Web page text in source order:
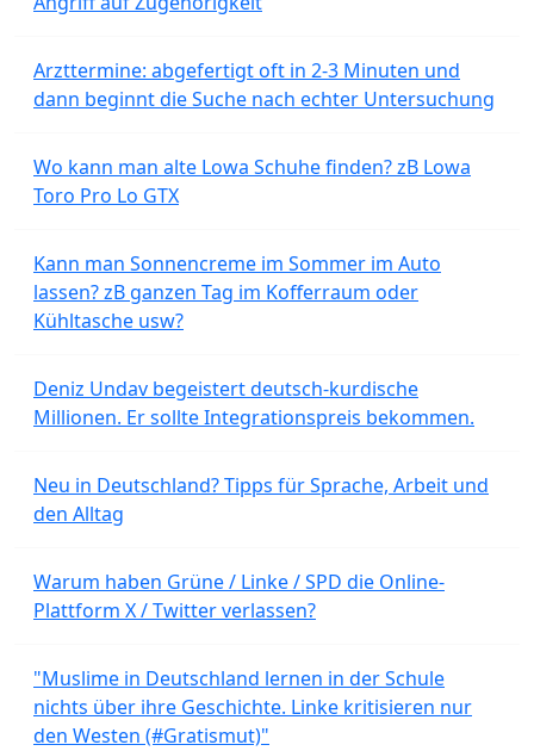
Arzttermine: abgefertigt oft in 2-3 Minuten und
dann beginnt die Suche nach echter Untersuchung
Wo kann man alte Lowa Schuhe finden? zB Lowa
Toro Pro Lo GTX
Kann man Sonnencreme im Sommer im Auto
lassen? zB ganzen Tag im Kofferraum oder
Kühltasche usw?
Deniz Undav begeistert deutsch-kurdische
Millionen. Er sollte Integrationspreis bekommen.
Neu in Deutschland? Tipps für Sprache, Arbeit und
den Alltag
Warum haben Grüne / Linke / SPD die Online-
Plattform X / Twitter verlassen?
"Muslime in Deutschland lernen in der Schule
nichts über ihre Geschichte. Linke kritisieren nur
den Westen (#Gratismut)"